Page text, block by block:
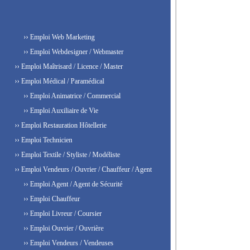
›› Emploi Web Marketing
›› Emploi Webdesigner / Webmaster
›› Emploi Maîtrisard / Licence / Master
›› Emploi Médical / Paramédical
›› Emploi Animatrice / Commercial
›› Emploi Auxiliaire de Vie
›› Emploi Restauration Hôtellerie
›› Emploi Technicien
›› Emploi Textile / Styliste / Modéliste
›› Emploi Vendeurs / Ouvrier / Chauffeur / Agent
›› Emploi Agent / Agent de Sécurité
›› Emploi Chauffeur
›› Emploi Livreur / Coursier
›› Emploi Ouvrier / Ouvrière
›› Emploi Vendeurs / Vendeuses